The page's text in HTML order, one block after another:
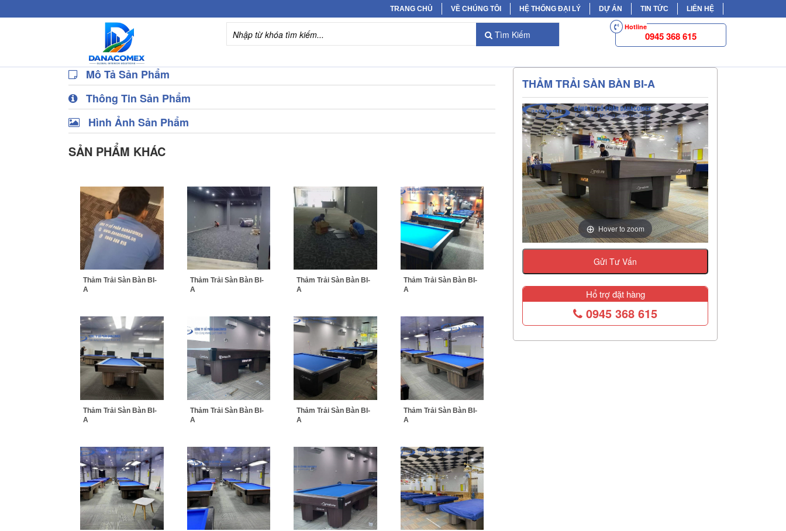
TRANG CHỦ VỀ CHÚNG TÔI HỆ THỐNG ĐẠI LÝ DỰ ÁN TIN TỨC LIÊN HỆ
Tìm Kiếm 0945 368 615
Hotline
Mô Tả Sản Phẩm
Thông Tin Sản Phẩm
Hình Ảnh Sản Phẩm
SẢN PHẨM KHÁC
Thảm Trải Sàn Bàn BI-
A
Thảm Trải Sàn Bàn BI-
A
Thảm Trải Sàn Bàn BI-
A
Thảm Trải Sàn Bàn BI-
A
Thảm Trải Sàn Bàn BI-
A
Thảm Trải Sàn Bàn BI-
A
Thảm Trải Sàn Bàn BI-
A
Thảm Trải Sàn Bàn BI-
A
THẢM TRẢI SÀN BÀN BI-A
Hover to zoom
Gửi Tư Vấn
Hổ trợ đặt hàng
0945 368 615